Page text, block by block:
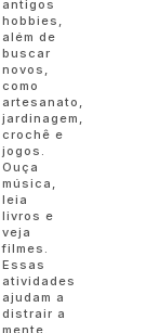
antigos
hobbies,
além de
buscar
novos,
como
artesanato,
jardinagem,
crochê e
jogos.
Ouça
música,
leia
livros e
veja
filmes.
Essas
atividades
ajudam a
distrair a
mente.